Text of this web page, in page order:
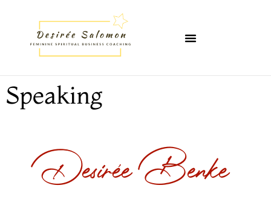
Speaking
Desirée Benke